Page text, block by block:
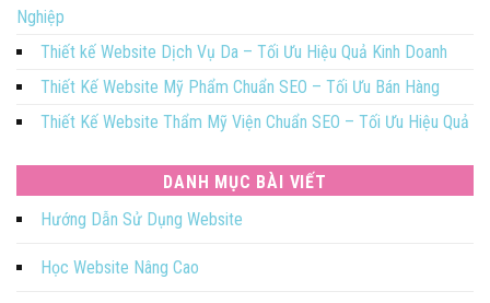
Nghiệp
Thiết kế Website Dịch Vụ Da – Tối Ưu Hiệu Quả Kinh Doanh
Thiết Kế Website Mỹ Phẩm Chuẩn SEO – Tối Ưu Bán Hàng
Thiết Kế Website Thẩm Mỹ Viện Chuẩn SEO – Tối Ưu Hiệu Quả
DANH MỤC BÀI VIẾT
Hướng Dẫn Sử Dụng Website
Học Website Nâng Cao